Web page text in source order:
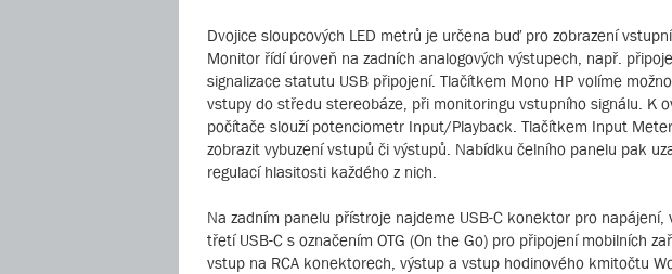
Dvojice sloupcových LED metrů je určena buď pro zobrazení
Monitor řídí úroveň na zadních analogových výstupech, např.
signalizace statutu USB připojení. Tlačítkem Mono HP volíme
vstupy do středu stereobáze, při monitoringu vstupního signálu. K
počítače slouží potenciometr Input/Playback. Tlačítkem Input
zobrazit vybuzení vstupů či výstupů. Nabídku čelního panelu pak
regulací hlasitosti každého z nich.
Na zadním panelu přístroje najdeme USB-C konektor pro
třetí USB-C s označením OTG (On the Go) pro připojení mobilních
vstup na RCA konektorech, výstup a vstup hodinového kmitočtu